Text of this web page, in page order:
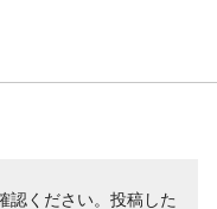
認ください。投稿した